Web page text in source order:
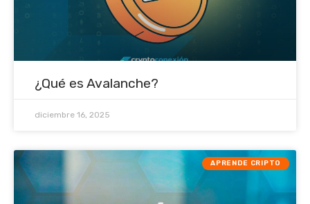
¿Qué es Avalanche?
diciembre 16, 2025
APRENDE CRIPTO